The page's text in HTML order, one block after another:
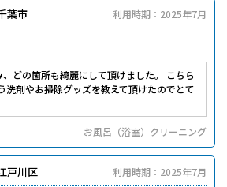
葉市 利用時期：2025年7月
どの箇所も綺麗にして頂けました。 こちら
洗剤やお掃除グッズを教えて頂けたのでとて
お風呂（浴室）クリーニング
戸川区 利用時期：2025年7月